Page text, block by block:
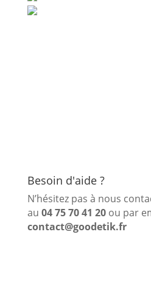
Besoin d'aide ?
N’hésitez pas à nous
au 04 75 70 41 20 ou par
contact@goodetik.fr